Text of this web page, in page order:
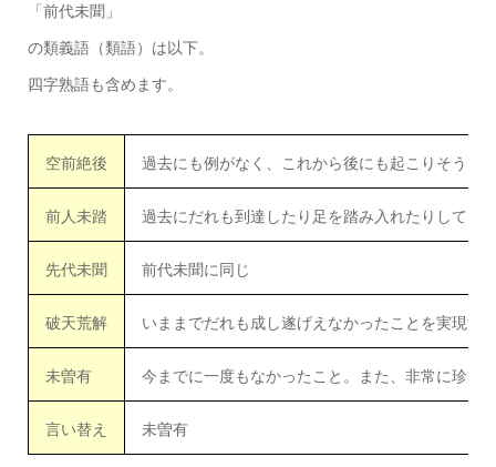
「前代未聞」
の類義語（類語）は以下。
四字熟語も含めます。
空前絶後 過去にも例がなく、これから後にも起こりそうも
前人未踏 過去にだれも到達したり足を踏み入れたりしてい
先代未聞 前代未聞に同じ
破天荒解 いままでだれも成し遂げえなかったことを実現す
未曽有 今までに一度もなかったこと。また、非常に珍し
言い替え 未曽有